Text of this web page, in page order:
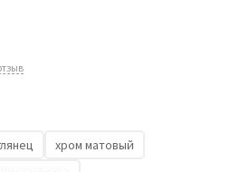
хром матовый